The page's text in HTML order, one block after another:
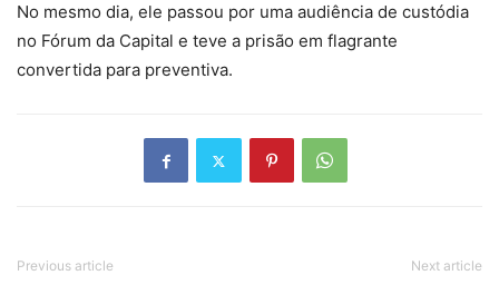
No mesmo dia, ele passou por uma audiência de custódia
no Fórum da Capital e teve a prisão em flagrante
convertida para preventiva.
Previous article Next article